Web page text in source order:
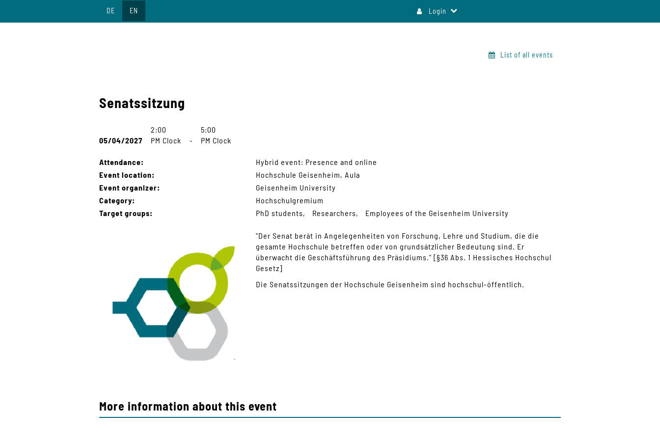
Login
DE EN
List of all events
Senatssitzung
05/04/2027
2:00
PM Clock
-
5:00
PM Clock
Attendance:
Hybrid event: Presence and online
Event location:
Hochschule Geisenheim, Aula
Event organizer:
Geisenheim University
Category:
Hochschulgremium
Target groups:
PhD students Researchers Employees of the Geisenheim University
"Der Senat berät in Angelegenheiten von Forschung, Lehre und Studium, die die
gesamte Hochschule betreffen oder von grundsätzlicher Bedeutung sind. Er
überwacht die Geschäftsführung des Präsidiums." [§36 Abs. 1 Hessisches Hochschul
Gesetz]
Die Senatssitzungen der Hochschule Geisenheim sind hochschul-öffentlich.
More information about this event